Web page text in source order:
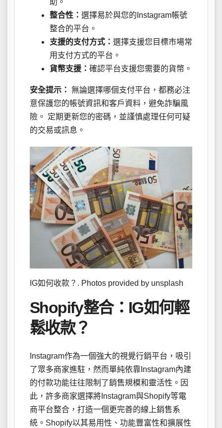
助。
整合性： 選擇易於與您的Instagram帳號
整合的平台。
支援的支付方式： 選擇支援您目標市場常
用支付方式的平台。
貨幣支援： 確認平台支援您需要的貨幣。
安全提示： 無論選擇哪個支付平台，都務必注
意保護您的帳號資訊和客戶資料，避免詐騙風
險。 定期更新您的密碼，並謹慎處理任何可疑
的交易或訊息。
IG如何收款？. Photos provided by unsplash
Shopify整合：IG如何輕
鬆收款？
Instagram作為一個強大的視覺行銷平台，吸引
了眾多商家進駐，然而單純依靠Instagram內建
的付款功能往往限制了銷售規模和靈活性。因
此，許多商家選擇將Instagram與Shopify等電
商平台整合，打造一個更完善的線上銷售系
統。Shopify以其易用性、功能豐富性和擴展性